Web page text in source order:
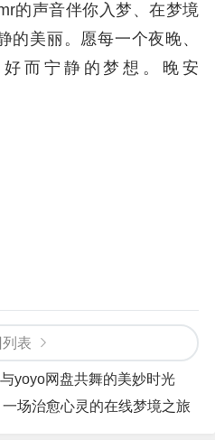
的声音伴你入梦、在梦境
的美丽。愿每一个夜晚、
而宁静的梦想。晚安
表
yoyo网盘共舞的美妙时光
场治愈心灵的在线梦境之旅